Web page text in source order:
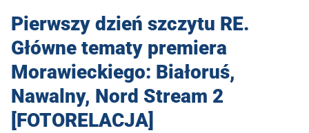
Pierwszy dzień szczytu RE.
Główne tematy premiera
Morawieckiego: Białoruś,
Nawalny, Nord Stream 2
[FOTORELACJA]